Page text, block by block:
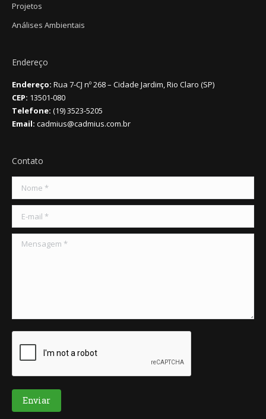
Projetos
Análises Ambientais
Endereço
Endereço: Rua 7-CJ nº 268 – Cidade Jardim, Rio Claro (SP)
CEP: 13501-080
Telefone: (19) 3523-5205
Email: cadmius@cadmius.com.br
Contato
Nome *
E-mail *
Mensagem *
Enviar